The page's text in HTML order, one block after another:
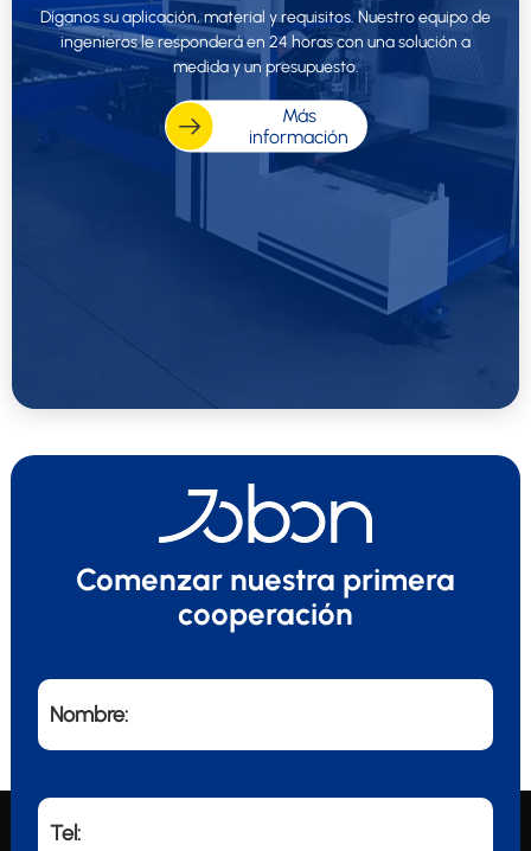
Díganos su aplicación, material y requisitos. Nuestro equipo de
ingenieros le responderá en 24 horas con una solución a
medida y un presupuesto.
Más
información
Comenzar nuestra primera
cooperación
Nombre:
Tel: